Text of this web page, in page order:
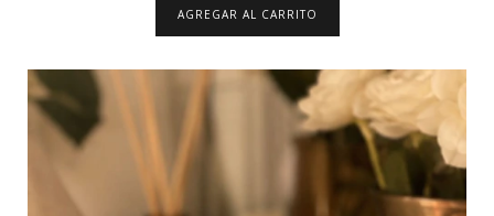
AGREGAR AL CARRITO